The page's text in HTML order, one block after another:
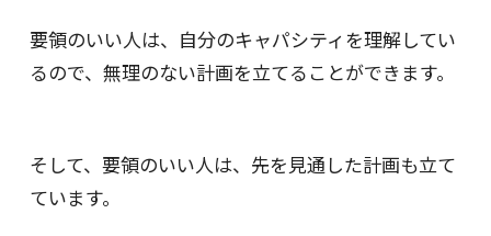
要領のいい人は、自分のキャパシティを理解してい
るので、無理のない計画を立てることができます。
そして、要領のいい人は、先を見通した計画も立て
ています。